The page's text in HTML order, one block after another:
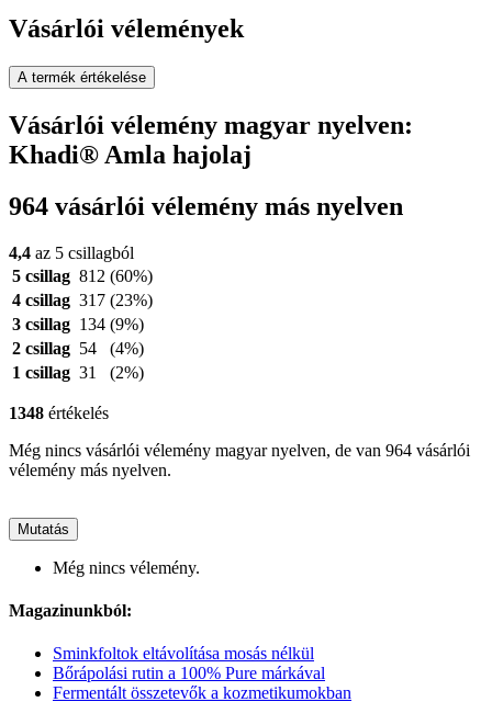
Vásárlói vélemények
A termék értékelése
Vásárlói vélemény magyar nyelven:
Khadi® Amla hajolaj
964 vásárlói vélemény más nyelven
4,4 az 5 csillagból
5 csillag 812 (60%)
4 csillag 317 (23%)
3 csillag 134 (9%)
2 csillag 54
(4%)
1 csillag 31 (2%)
1348 értékelés
Még nincs vásárlói vélemény magyar nyelven, de van 964 vásárlói
vélemény más nyelven.
Mutatás
Még nincs vélemény.
Magazinunkból:
Sminkfoltok eltávolítása mosás nélkül
Bőrápolási rutin a 100% Pure márkával
Fermentált összetevők a kozmetikumokban